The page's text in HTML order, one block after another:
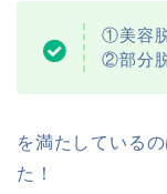
①美容
②部分
を満たしている
た！